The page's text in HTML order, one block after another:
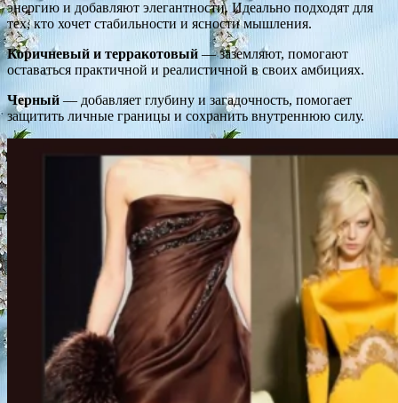
энергию и добавляют элегантности. Идеально подходят для
тех, кто хочет стабильности и ясности мышления.
Коричневый и терракотовый — заземляют, помогают
оставаться практичной и реалистичной в своих амбициях.
Черный— добавляет глубину и загадочность, помогает
защитить личные границы и сохранить внутреннюю силу.